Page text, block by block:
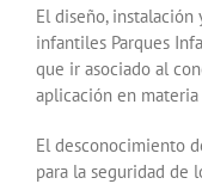
El diseño,
infantiles Parques
que ir asociado al
aplicación en
El desconocimiento
para la seguridad de